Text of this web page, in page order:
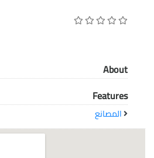
معاً نحو خلق مجتمع مبدع في عالم الأزياء
About
Features
المصانع